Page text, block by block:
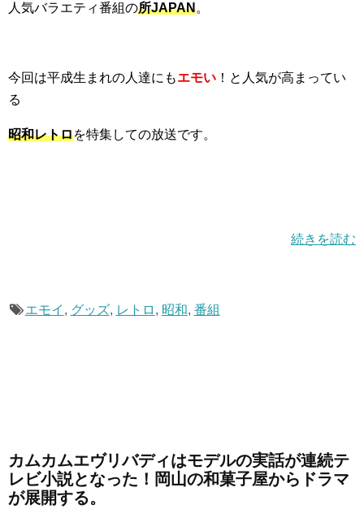
人気バラエティ番組の所JAPAN。
今回は平成生まれの人達にもエモい ！と人気が高まってい
る
昭和レトロを特集しての放送です。
続きを読む
エモイ , グッズ, レトロ , 昭和, 番組
カムカムエヴリバディはモデルの実話が連続テ
レビ小説となった！岡山の和菓子屋からドラマ
が展開する。